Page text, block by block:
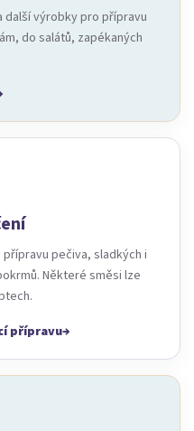
další výrobky pro přípravu
do salátů, zapékaných
pečiva, sladkých i
Některé směsi lze
přípravu